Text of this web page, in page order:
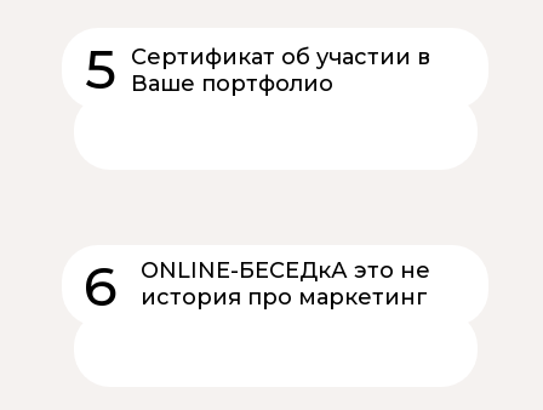
6
ONLINE-БЕСЕДкА это не
история про маркетинг
5
Сертификат об участии в
Ваше портфолио